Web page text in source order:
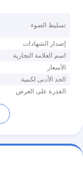
تسليط الضوء
إصدار الشهادات
اسم العلامة التجارية
الأسعار
الحد الأدنى لكمية
القدرة على العرض